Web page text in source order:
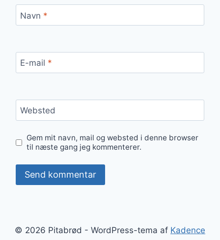
Navn *
E-mail *
Websted
Gem mit navn, mail og websted i denne browser
til næste gang jeg kommenterer.
© 2026 Pitabrød - WordPress-tema af Kadence